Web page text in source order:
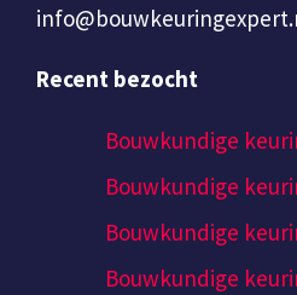
Recent bezocht
Bouwkundige
Bouwkundige
Bouwkundige
Bouwkundige